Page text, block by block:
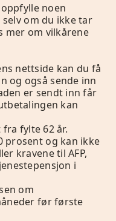
noen
selv om du ikke tar
mer om vilkårene
nettside kan du få
og også sende inn
er sendt inn får
kan
fylte 62 år.
prosent og kan ikke
kravene til AFP,
i
om
før første